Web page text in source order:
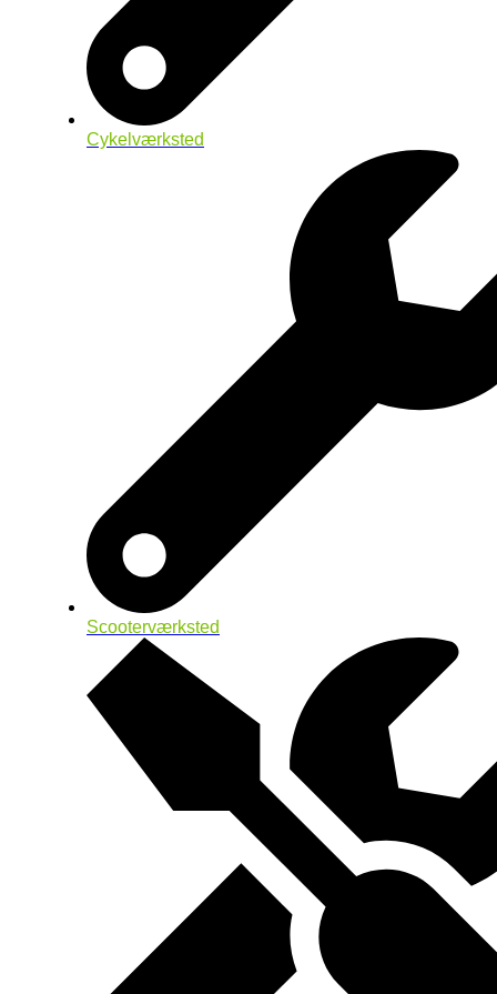
Cykelværksted
Scooterværksted